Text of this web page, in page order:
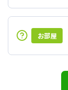
お部屋